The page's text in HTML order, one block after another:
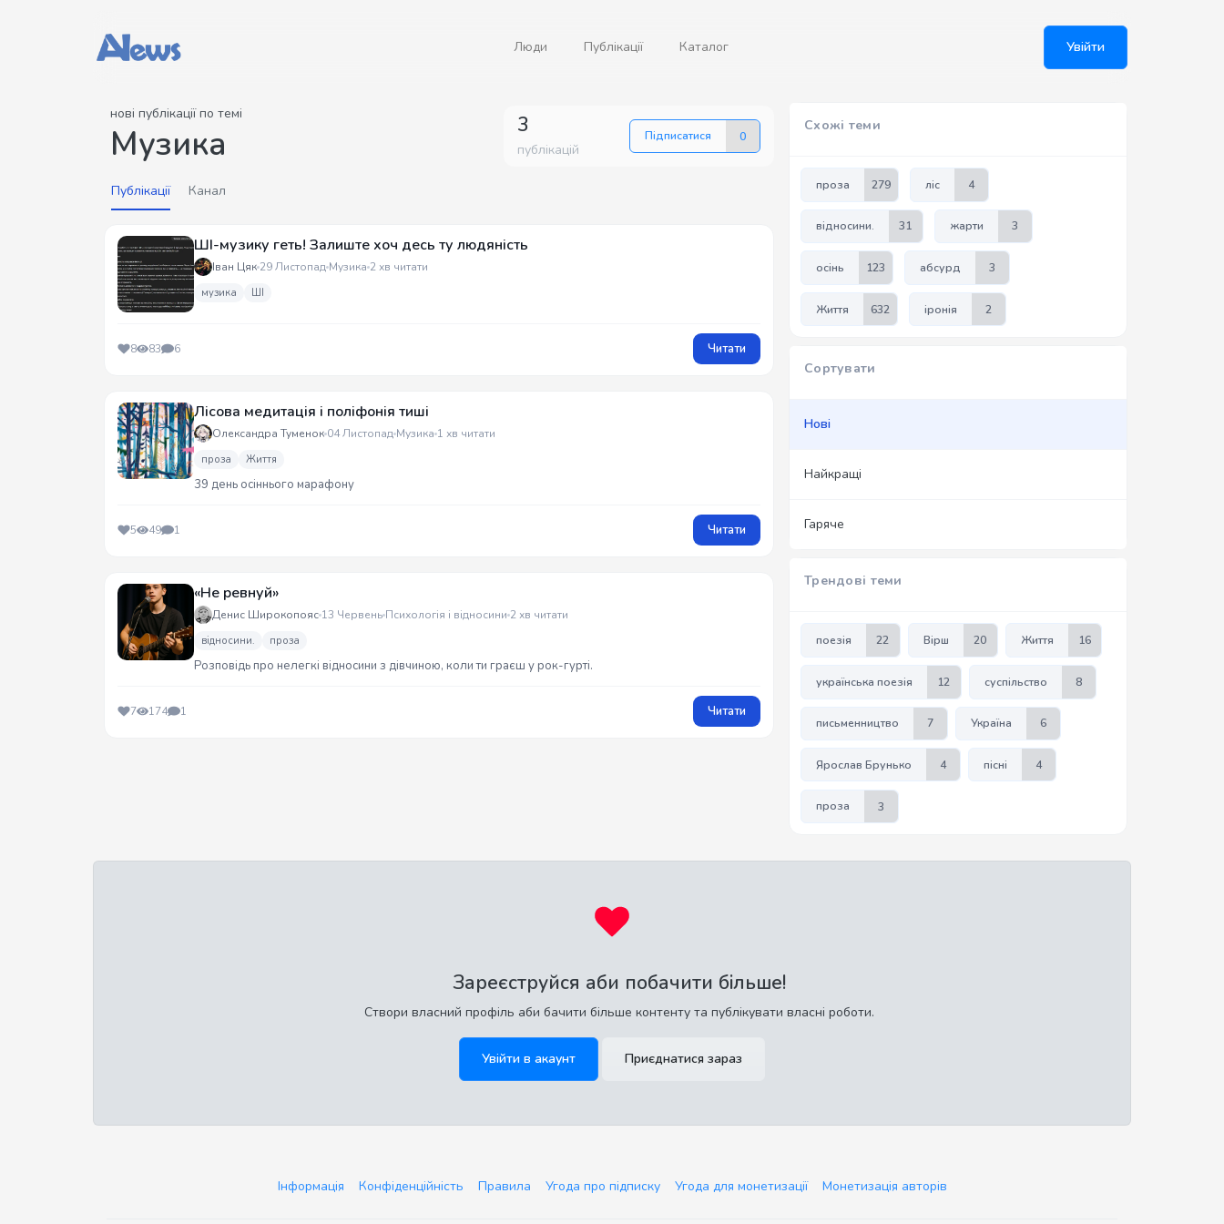
Люди Публікації Каталог Увійти
нові публікації по темі
Музика 3
публікацій
Підписатися 0
Публікації Канал
ШІ-музику геть! Залиште хоч десь ту людяність
Іван Цяк 29 Листопад Музика 2 хв читати
музика ШІ
8 83 6 Читати
Лісова медитація і поліфонія тиші
Олександра Туменок 04 Листопад Музика 1 хв читати
проза Життя
39 день осіннього марафону
5 49 1 Читати
«Не ревнуй»
Денис Широкопояс 13 Червень Психологія і відносини 2 хв читати
відносини. проза
Розповідь про нелегкі відносини з дівчиною, коли ти граєш у рок-гурті.
7 174 1 Читати
Схожі теми
проза 279 ліс 4
відносини. 31 жарти 3
осінь 123 абсурд 3
Життя 632 іронія 2
Сортувати
Нові
Найкращі
Гаряче
Трендові теми
поезія 22 Вірш 20 Життя 16
українська поезія 12 суспільство 8
письменництво 7 Україна 6
Ярослав Брунько 4 пісні 4
проза 3
Зареєструйся аби побачити більше!
Створи власний профіль аби бачити більше контенту та публікувати власні роботи.
Увійти в акаунт Приєднатися зараз
Інформація Конфіденційність Правила Угода про підписку Угода для монетизації Монетизація авторів